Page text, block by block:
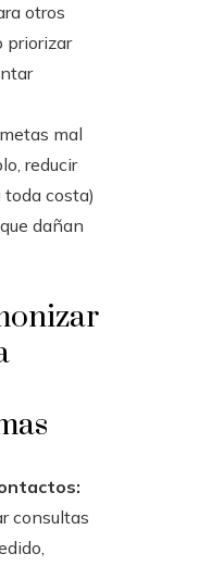
otros
priorizar
metas mal
reducir
costa)
dañan
consultas